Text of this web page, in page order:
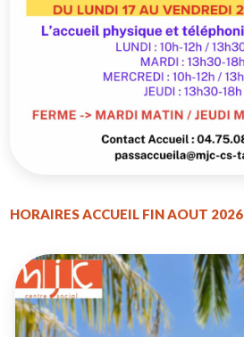
HORAIRES ACCUEIL FIN AOUT 2026